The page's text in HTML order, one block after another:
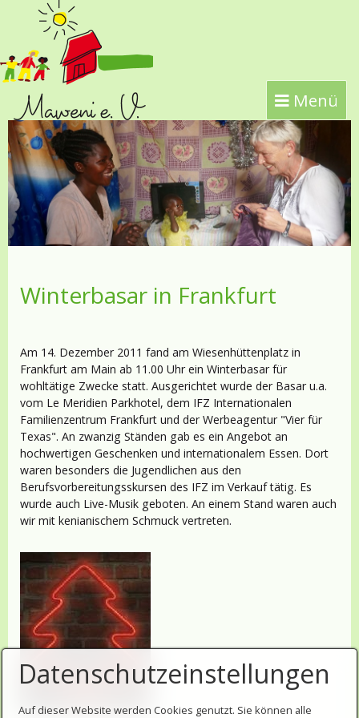
Menü
Winterbasar in Frankfurt
Am 14. Dezember 2011 fand am Wiesenhüttenplatz in
Frankfurt am Main ab 11.00 Uhr ein Winterbasar für
wohltätige Zwecke statt. Ausgerichtet wurde der Basar u.a.
vom Le Meridien Parkhotel, dem IFZ Internationalen
Familienzentrum Frankfurt und der Werbeagentur "Vier für
Texas". An zwanzig Ständen gab es ein Angebot an
hochwertigen Geschenken und internationalem Essen. Dort
waren besonders die Jugendlichen aus den
Berufsvorbereitungsskursen des IFZ im Verkauf tätig. Es
wurde auch Live-Musik geboten. An einem Stand waren auch
wir mit kenianischem Schmuck vertreten.
Datenschutzeinstellungen
Auf dieser Website werden Cookies genutzt. Sie können alle